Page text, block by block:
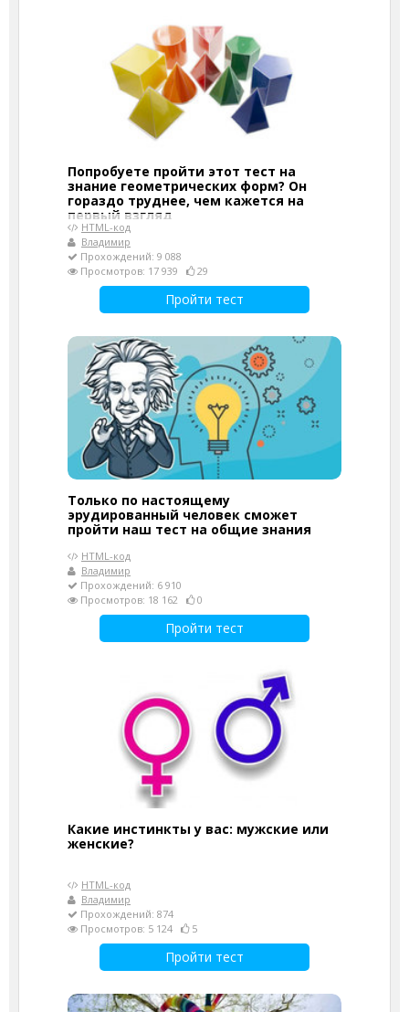
Попробуете пройти этот тест на
знание геометрических форм? Он
гораздо труднее, чем кажется на
первый взгляд
HTML-код
Владимир
Прохождений: 9 088
Просмотров: 17 939
29
Пройти тест
Только по настоящему
эрудированный человек сможет
пройти наш тест на общие знания
HTML-код
Владимир
Прохождений: 6 910
Просмотров: 18 162
0
Пройти тест
Какие инстинкты у вас: мужские или
женские?
HTML-код
Владимир
Прохождений: 874
Просмотров: 5 124
5
Пройти тест